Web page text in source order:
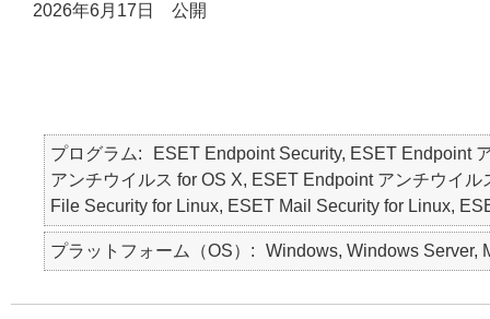
2026年6月17日 公開
プログラム
ESET Endpoint Security, ESET Endpoint
アンチウイルス for OS X, ESET Endpoint アンチウイ
File Security for Linux, ESET Mail Security for Linux,
プラットフォーム（OS） Windows, Windows Server,